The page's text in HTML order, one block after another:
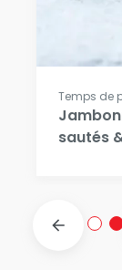
Temps de
sautés